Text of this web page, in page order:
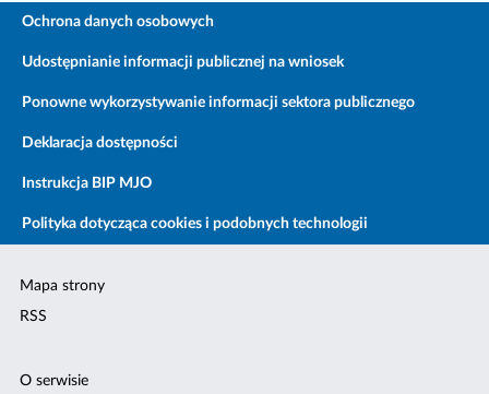
Ochrona danych osobowych
Udostępnianie informacji publicznej na wniosek
Ponowne wykorzystywanie informacji sektora publicznego
Deklaracja dostępności
Instrukcja BIP MJO
Polityka dotycząca cookies i podobnych technologii
Mapa strony
RSS
O serwisie